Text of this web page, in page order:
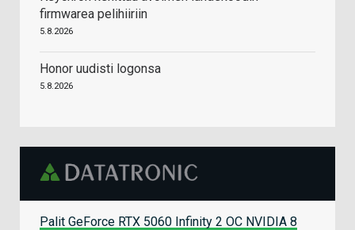
firmwarea pelihiiriin
5.8.2026
Honor uudisti logonsa
5.8.2026
Palit GeForce RTX 5060 Infinity 2 OC NVIDIA 8